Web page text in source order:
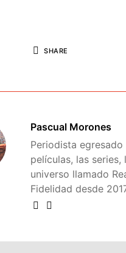
SHARE
Pascual Morones
Periodista
películas, las
universo llamado
Fidelidad desde